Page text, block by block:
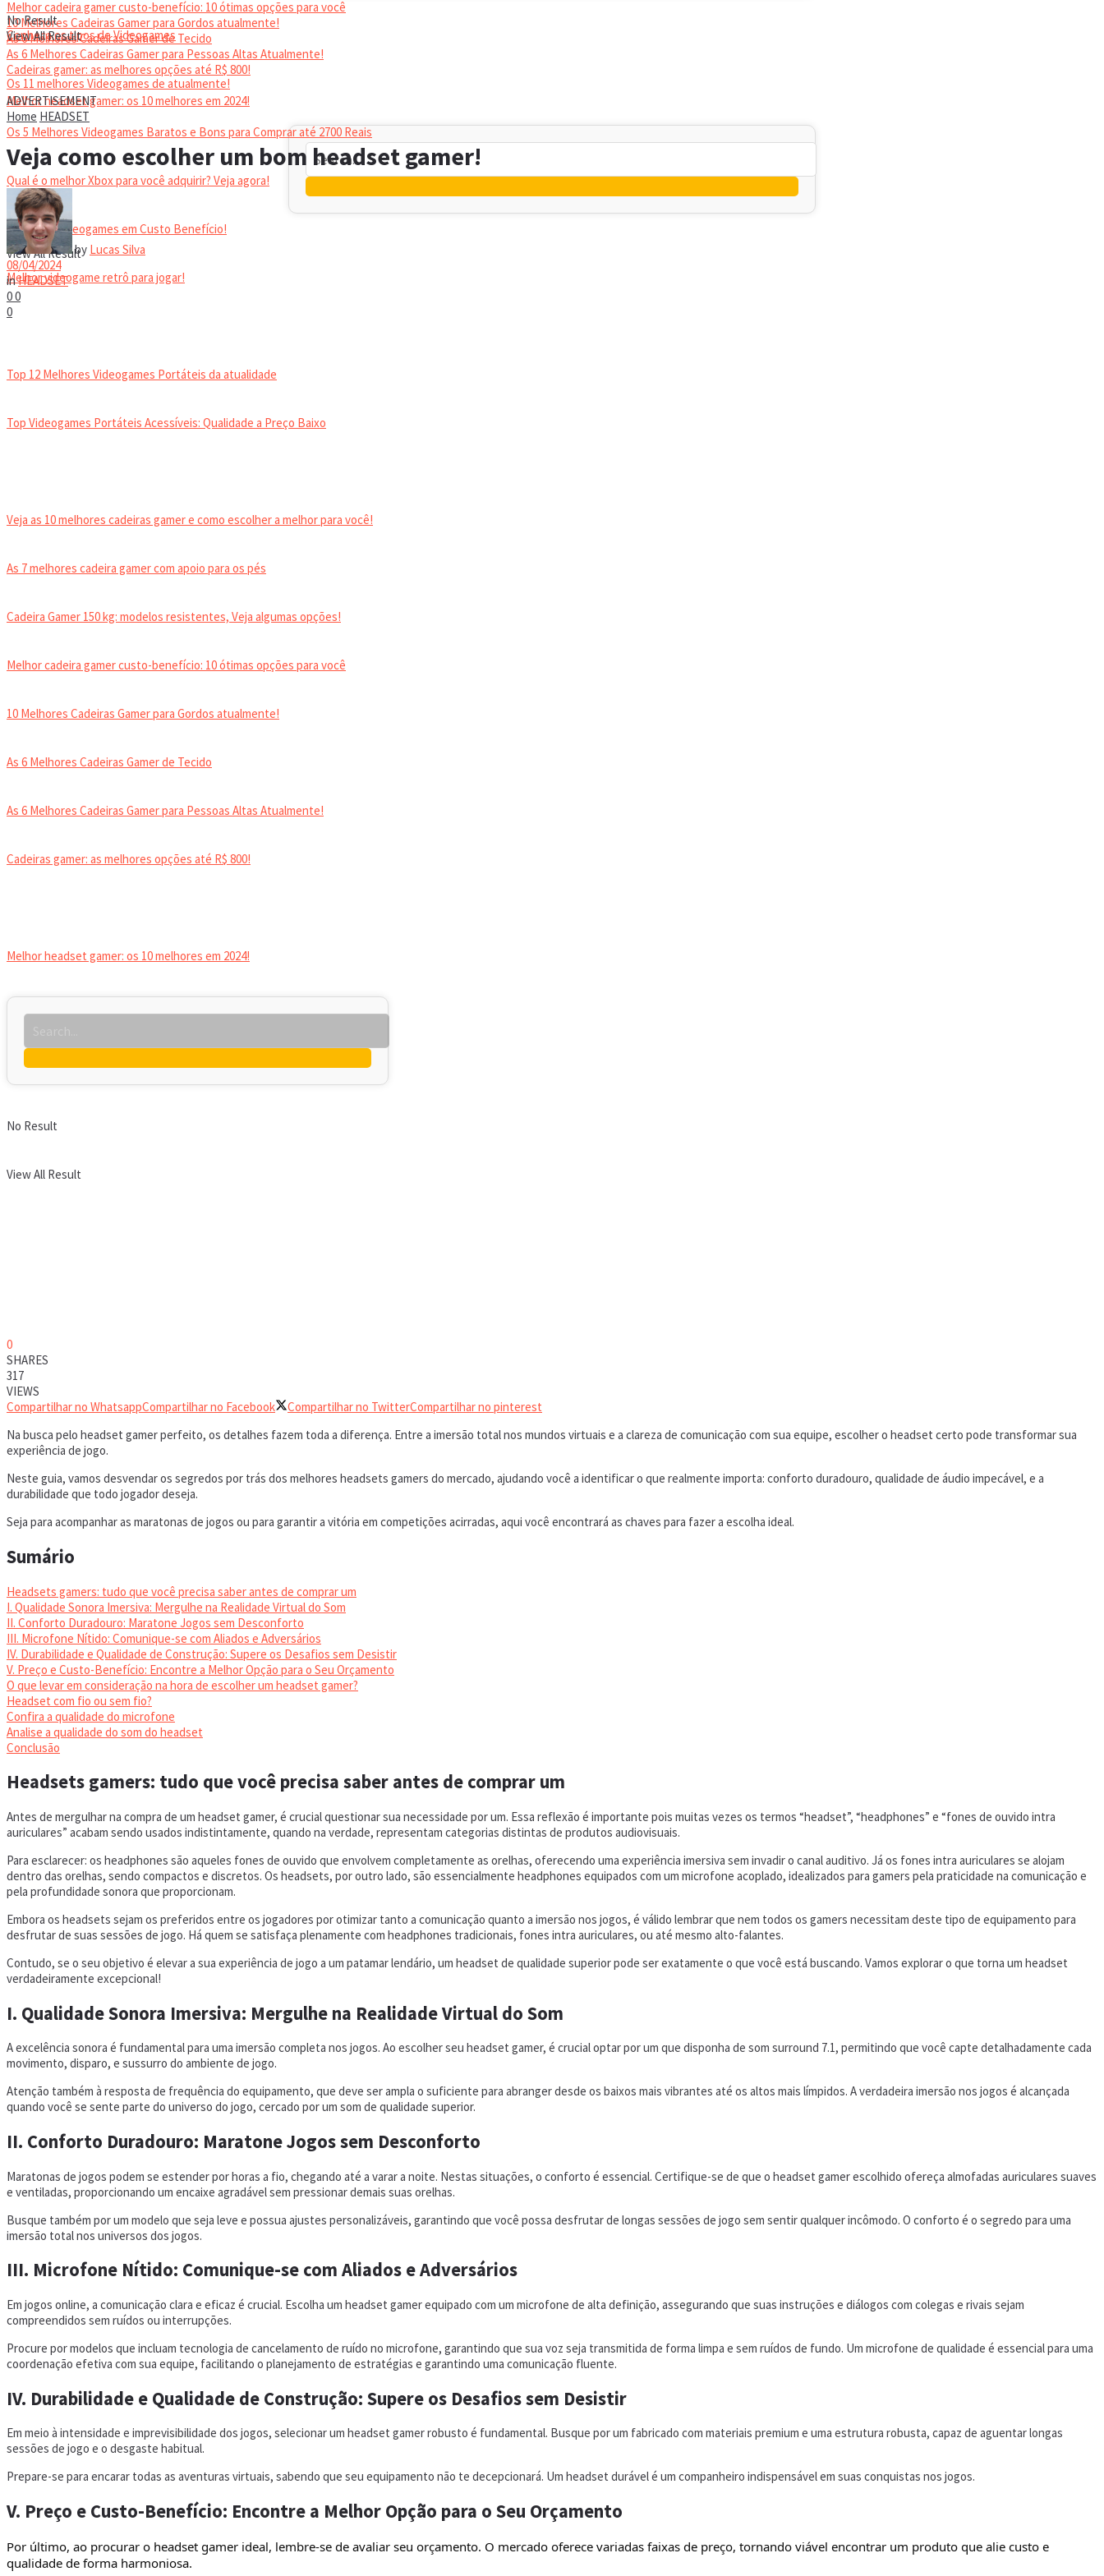
Melhor cadeira gamer custo-benefício: 10 ótimas opções para você
10 Melhores Cadeiras Gamer para Gordos atualmente!
As 6 Melhores Cadeiras Gamer de Tecido
As 6 Melhores Cadeiras Gamer para Pessoas Altas Atualmente!
Cadeiras gamer: as melhores opções até R$ 800!
HEADSET
Melhor headset gamer: os 10 melhores em 2024!
No Result
View All Result
Conheça os tipos de Videogames
Os 11 melhores Videogames de atualmente!
Os 5 Melhores Videogames Baratos e Bons para Comprar até 2700 Reais
Qual é o melhor Xbox para você adquirir? Veja agora!
Melhores Videogames em Custo Benefício!
Melhor videogame retrô para jogar!
Top 12 Melhores Videogames Portáteis da atualidade
Top Videogames Portáteis Acessíveis: Qualidade a Preço Baixo
Veja as 10 melhores cadeiras gamer e como escolher a melhor para você!
As 7 melhores cadeira gamer com apoio para os pés
Cadeira Gamer 150 kg: modelos resistentes, Veja algumas opções!
Melhor cadeira gamer custo-benefício: 10 ótimas opções para você
10 Melhores Cadeiras Gamer para Gordos atualmente!
As 6 Melhores Cadeiras Gamer de Tecido
As 6 Melhores Cadeiras Gamer para Pessoas Altas Atualmente!
Cadeiras gamer: as melhores opções até R$ 800!
Melhor headset gamer: os 10 melhores em 2024!
No Result
View All Result
No Result
View All Result
ADVERTISEMENT
Home HEADSET
Veja como escolher um bom headset gamer!
by Lucas Silva
08/04/2024
inHEADSET
00
0
0
SHARES
317
VIEWS
Compartilhar no WhatsappCompartilhar no Facebook Compartilhar no TwitterCompartilhar no pinterest
Na busca pelo headset gamer perfeito, os detalhes fazem toda a diferença. Entre a imersão total nos mundos virtuais e a clareza de comunicação com sua equipe, escolher o headset certo pode transformar sua
experiência de jogo.
Neste guia, vamos desvendar os segredos por trás dos melhores headsets gamers do mercado, ajudando você a identificar o que realmente importa: conforto duradouro, qualidade de áudio impecável, e a
durabilidade que todo jogador deseja.
Seja para acompanhar as maratonas de jogos ou para garantir a vitória em competições acirradas, aqui você encontrará as chaves para fazer a escolha ideal.
Sumário
Headsets gamers: tudo que você precisa saber antes de comprar um
I. Qualidade Sonora Imersiva: Mergulhe na Realidade Virtual do Som
II. Conforto Duradouro: Maratone Jogos sem Desconforto
III. Microfone Nítido: Comunique-se com Aliados e Adversários
IV. Durabilidade e Qualidade de Construção: Supere os Desafios sem Desistir
V. Preço e Custo-Benefício: Encontre a Melhor Opção para o Seu Orçamento
O que levar em consideração na hora de escolher um headset gamer?
Headset com fio ou sem fio?
Confira a qualidade do microfone
Analise a qualidade do som do headset
Conclusão
Headsets gamers: tudo que você precisa saber antes de comprar um
Antes de mergulhar na compra de um headset gamer, é crucial questionar sua necessidade por um. Essa reflexão é importante pois muitas vezes os termos “headset”, “headphones” e “fones de ouvido intra
auriculares” acabam sendo usados indistintamente, quando na verdade, representam categorias distintas de produtos audiovisuais.
Para esclarecer: os headphones são aqueles fones de ouvido que envolvem completamente as orelhas, oferecendo uma experiência imersiva sem invadir o canal auditivo. Já os fones intra auriculares se alojam
dentro das orelhas, sendo compactos e discretos. Os headsets, por outro lado, são essencialmente headphones equipados com um microfone acoplado, idealizados para gamers pela praticidade na comunicação e
pela profundidade sonora que proporcionam.
Embora os headsets sejam os preferidos entre os jogadores por otimizar tanto a comunicação quanto a imersão nos jogos, é válido lembrar que nem todos os gamers necessitam deste tipo de equipamento para
desfrutar de suas sessões de jogo. Há quem se satisfaça plenamente com headphones tradicionais, fones intra auriculares, ou até mesmo alto-falantes.
Contudo, se o seu objetivo é elevar a sua experiência de jogo a um patamar lendário, um headset de qualidade superior pode ser exatamente o que você está buscando. Vamos explorar o que torna um headset
verdadeiramente excepcional!
I. Qualidade Sonora Imersiva: Mergulhe na Realidade Virtual do Som
A excelência sonora é fundamental para uma imersão completa nos jogos. Ao escolher seu headset gamer, é crucial optar por um que disponha de som surround 7.1, permitindo que você capte detalhadamente cada
movimento, disparo, e sussurro do ambiente de jogo.
Atenção também à resposta de frequência do equipamento, que deve ser ampla o suficiente para abranger desde os baixos mais vibrantes até os altos mais límpidos. A verdadeira imersão nos jogos é alcançada
quando você se sente parte do universo do jogo, cercado por um som de qualidade superior.
II. Conforto Duradouro: Maratone Jogos sem Desconforto
Maratonas de jogos podem se estender por horas a fio, chegando até a varar a noite. Nestas situações, o conforto é essencial. Certifique-se de que o headset gamer escolhido ofereça almofadas auriculares suaves
e ventiladas, proporcionando um encaixe agradável sem pressionar demais suas orelhas.
Busque também por um modelo que seja leve e possua ajustes personalizáveis, garantindo que você possa desfrutar de longas sessões de jogo sem sentir qualquer incômodo. O conforto é o segredo para uma
imersão total nos universos dos jogos.
III. Microfone Nítido: Comunique-se com Aliados e Adversários
Em jogos online, a comunicação clara e eficaz é crucial. Escolha um headset gamer equipado com um microfone de alta definição, assegurando que suas instruções e diálogos com colegas e rivais sejam
compreendidos sem ruídos ou interrupções.
Procure por modelos que incluam tecnologia de cancelamento de ruído no microfone, garantindo que sua voz seja transmitida de forma limpa e sem ruídos de fundo. Um microfone de qualidade é essencial para uma
coordenação efetiva com sua equipe, facilitando o planejamento de estratégias e garantindo uma comunicação fluente.
IV. Durabilidade e Qualidade de Construção: Supere os Desafios sem Desistir
Em meio à intensidade e imprevisibilidade dos jogos, selecionar um headset gamer robusto é fundamental. Busque por um fabricado com materiais premium e uma estrutura robusta, capaz de aguentar longas
sessões de jogo e o desgaste habitual.
Prepare-se para encarar todas as aventuras virtuais, sabendo que seu equipamento não te decepcionará. Um headset durável é um companheiro indispensável em suas conquistas nos jogos.
V. Preço e Custo-Benefício: Encontre a Melhor Opção para o Seu Orçamento
Por último, ao procurar o headset gamer ideal, lembre-se de avaliar seu orçamento. O mercado oferece variadas faixas de preço, tornando viável encontrar um produto que alie custo e
qualidade de forma harmoniosa.